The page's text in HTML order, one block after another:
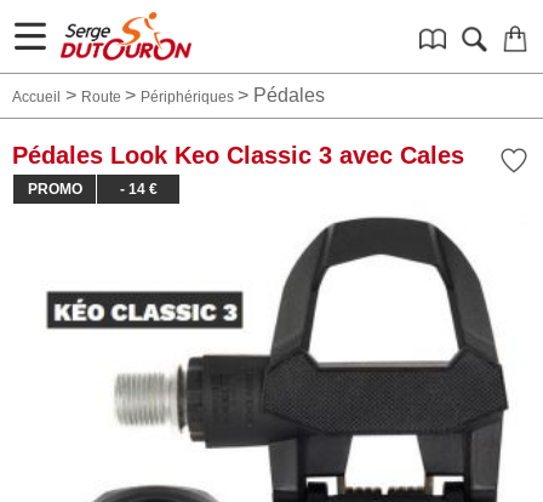
Accueil > Route > Périphériques > Pédales
Pédales Look Keo Classic 3 avec Cales
PROMO - 14 €